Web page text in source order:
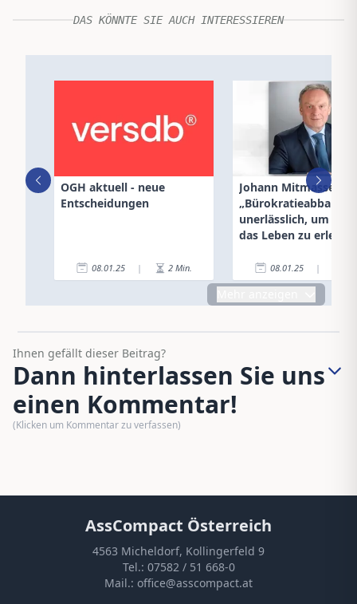
DAS KÖNNTE SIE AUCH INTERESSIEREN
OGH aktuell - neue
Entscheidungen
08.01.25 | 2 Min.
Johann Mitmasser:
„Bürokratieabbau ist
unerlässlich, um
das Leben zu
08.01.25 |
Ihnen gefällt dieser Beitrag?
Dann hinterlassen Sie uns
einen Kommentar!
(Klicken um Kommentar zu verfassen)
AssCompact Österreich
4563 Micheldorf, Kollingerfeld 9
Tel.: 07582 / 51 668-0
Mail.: office@asscompact.at